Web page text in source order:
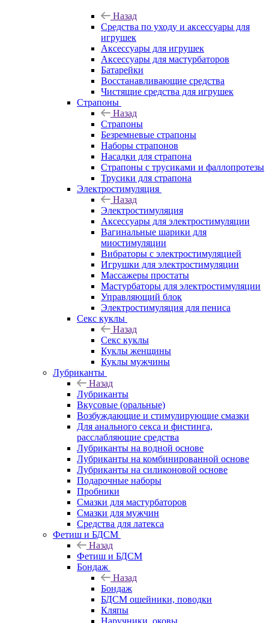
Назад
Средства по уходу и аксессуары для
игрушек
Аксессуары для игрушек
Аксессуары для мастурбаторов
Батарейки
Восстанавливающие средства
Чистящие средства для игрушек
Страпоны
Назад
Страпоны
Безремневые страпоны
Наборы страпонов
Насадки для страпона
Страпоны с трусиками и фаллопротезы
Трусики для страпона
Электростимуляция
Назад
Электростимуляция
Аксессуары для электростимуляции
Вагинальные шарики для
миостимуляции
Вибраторы с электростимуляцией
Игрушки для электростимуляции
Массажеры простаты
Мастурбаторы для электростимуляции
Управляющий блок
Электростимуляция для пениса
Секс куклы
Назад
Секс куклы
Куклы женщины
Куклы мужчины
Лубриканты
Назад
Лубриканты
Вкусовые (оральные)
Возбуждающие и стимулирующие смазки
Для анального секса и фистинга,
расслабляющие средства
Лубриканты на водной основе
Лубриканты на комбинированной основе
Лубриканты на силиконовой основе
Подарочные наборы
Пробники
Смазки для мастурбаторов
Смазки для мужчин
Средства для латекса
Фетиш и БДСМ
Назад
Фетиш и БДСМ
Бондаж
Назад
Бондаж
БДСМ ошейники, поводки
Кляпы
Наручники, оковы